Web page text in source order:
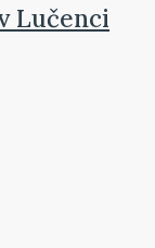
Lučenci